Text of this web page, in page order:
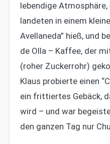
lebendige
landeten in einem
Avellaneda” hieß, und
de Olla – Kaffee, der
(roher Zuckerrohr)
Klaus probierte einen
ein frittiertes Gebäck,
wird – und war
den ganzen Tag nur